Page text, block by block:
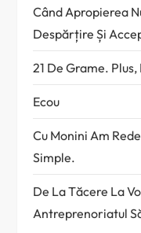
Când Apropierea
Despărțire Și
21 De Grame. Plus,
Ecou
Cu Monini Am
Simple.
De La Tăcere La
Antreprenoriatul